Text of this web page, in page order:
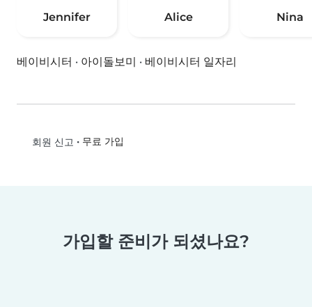
Jennifer Alice Nina
베이비시터 · 아이돌보미 · 베이비시터 일자리
회원 신고 • 무료 가입
가입할 준비가 되셨나요?